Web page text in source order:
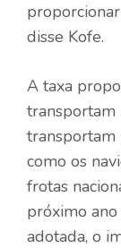
disse Kofe.
A taxa
transportam
transportam
como os
frotas
próximo
adotada, o